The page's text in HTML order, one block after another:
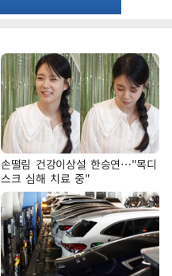
손떨림 건강이상설 한승연…"목디
스크 심해 치료 중"